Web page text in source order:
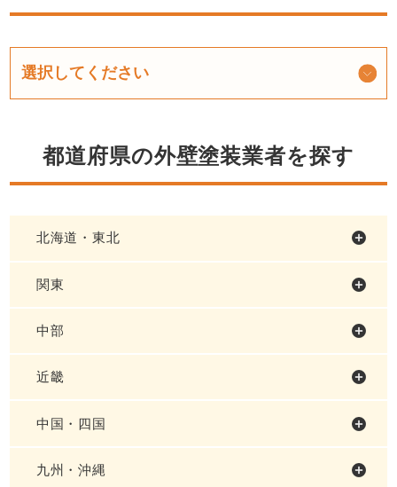
都道府県の外壁塗装業者を探す
北海道・東北
関東
中部
近畿
中国・四国
九州・沖縄